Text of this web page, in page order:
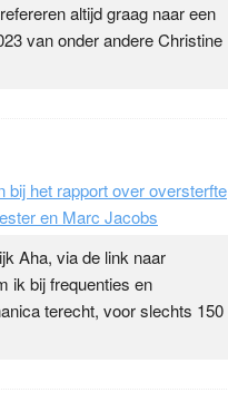
altijd graag naar een
van onder andere Christine
bij het rapport over oversterfte
en Marc Jacobs
Aha, via de link naar
ik bij frequenties en
terecht, voor slechts 150